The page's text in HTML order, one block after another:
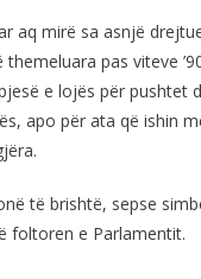
aq mirë sa asnjë
pas viteve
e lojës për pushtet
apo për ata që ishin
të brishtë, sepse
foltoren e Parlamentit.